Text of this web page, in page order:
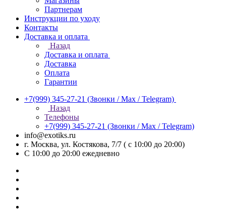
Партнерам
Инструкции по уходу
Контакты
Доставка и оплата
Назад
Доставка и оплата
Доставка
Оплата
Гарантии
+7(999) 345-27-21 (Звонки / Max / Telegram)
Назад
Телефоны
+7(999) 345-27-21 (Звонки / Max / Telegram)
info@exotiks.ru
г. Москва, ул. Костякова, 7/7 ( с 10:00 до 20:00)
С 10:00 до 20:00 ежедневно